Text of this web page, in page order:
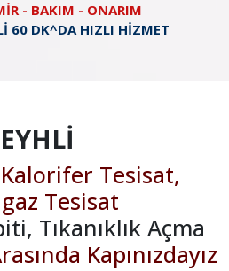
- BAKIM - ONARIM
60 DK^DA HIZLI HİZMET
Tesisat,
Tesisat
Tıkanıklık Açma
Kapınızdayız